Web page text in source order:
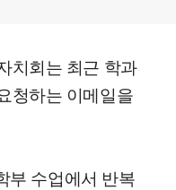
치회는 최근 학과
청하는 이메일을
부 수업에서 반복